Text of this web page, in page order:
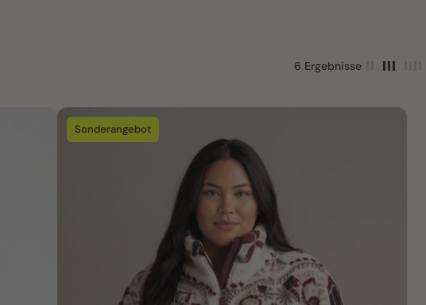
6 Ergebnisse
Sonderangebot